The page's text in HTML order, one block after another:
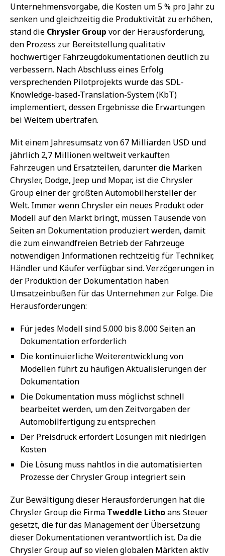
Unternehmensvorgabe, die Kosten um 5 % pro Jahr zu
senken und gleichzeitig die Produktivität zu erhöhen,
stand die Chrysler Group vor der Herausforderung,
den Prozess zur Bereitstellung qualitativ
hochwertiger Fahrzeugdokumentationen deutlich zu
verbessern. Nach Abschluss eines Erfolg
versprechenden Pilotprojekts wurde das SDL-
Knowledge-based-Translation-System (KbT)
implementiert, dessen Ergebnisse die Erwartungen
bei Weitem übertrafen.
Mit einem Jahresumsatz von 67 Milliarden USD und
jährlich 2,7 Millionen weltweit verkauften
Fahrzeugen und Ersatzteilen, darunter die Marken
Chrysler, Dodge, Jeep und Mopar, ist die Chrysler
Group einer der größten Automobilhersteller der
Welt. Immer wenn Chrysler ein neues Produkt oder
Modell auf den Markt bringt, müssen Tausende von
Seiten an Dokumentation produziert werden, damit
die zum einwandfreien Betrieb der Fahrzeuge
notwendigen Informationen rechtzeitig für Techniker,
Händler und Käufer verfügbar sind. Verzögerungen in
der Produktion der Dokumentation haben
Umsatzeinbußen für das Unternehmen zur Folge. Die
Herausforderungen:
Für jedes Modell sind 5.000 bis 8.000 Seiten an
Dokumentation erforderlich
Die kontinuierliche Weiterentwicklung von
Modellen führt zu häufigen Aktualisierungen der
Dokumentation
Die Dokumentation muss möglichst schnell
bearbeitet werden, um den Zeitvorgaben der
Automobilfertigung zu entsprechen
Der Preisdruck erfordert Lösungen mit niedrigen
Kosten
Die Lösung muss nahtlos in die automatisierten
Prozesse der Chrysler Group integriert sein
Zur Bewältigung dieser Herausforderungen hat die
Chrysler Group die Firma Tweddle Lithoans Steuer
gesetzt, die für das Management der Übersetzung
dieser Dokumentationen verantwortlich ist. Da die
Chrysler Group auf so vielen globalen Märkten aktiv